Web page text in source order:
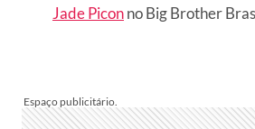
Jade Piconno Big Brother